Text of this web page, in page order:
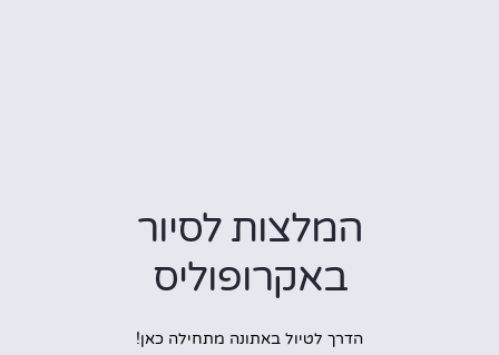
המלצות לסיור
באקרופוליס
הדרך לטיול באתונה מתחילה כאן!